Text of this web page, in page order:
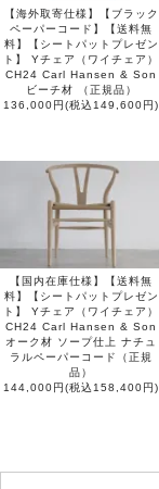
【海外取寄仕様】【ブラック
ペーパーコード】【送料無
料】【シートパットプレゼン
ト】 Yチェア（ワイチェア）
CH24 Carl Hansen & Son
ビーチ材 （正規品）
136,000円(税込149,600円)
【国内在庫仕様】【送料無
料】【シートパットプレゼン
ト】 Yチェア（ワイチェア）
CH24 Carl Hansen & Son
オーク材 ソープ仕上 ナチュ
ラルペーパーコード（正規
品）
144,000円(税込158,400円)